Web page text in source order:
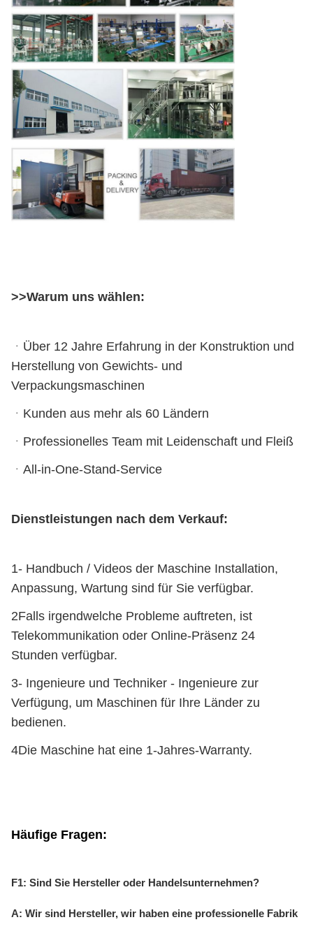
>>Warum uns wählen:
ᆞÜber 12 Jahre Erfahrung in der Konstruktion und
Herstellung von Gewichts- und
Verpackungsmaschinen
ᆞKunden aus mehr als 60 Ländern
ᆞProfessionelles Team mit Leidenschaft und Fleiß
ᆞAll-in-One-Stand-Service
Dienstleistungen nach dem Verkauf:
1- Handbuch / Videos der Maschine Installation,
Anpassung, Wartung sind für Sie verfügbar.
2Falls irgendwelche Probleme auftreten, ist
Telekommunikation oder Online-Präsenz 24
Stunden verfügbar.
3- Ingenieure und Techniker - Ingenieure zur
Verfügung, um Maschinen für Ihre Länder zu
bedienen.
4Die Maschine hat eine 1-Jahres-Warranty.
Häufige Fragen:
F1: Sind Sie Hersteller oder Handelsunternehmen?
A: Wir sind Hersteller, wir haben eine professionelle Fabrik